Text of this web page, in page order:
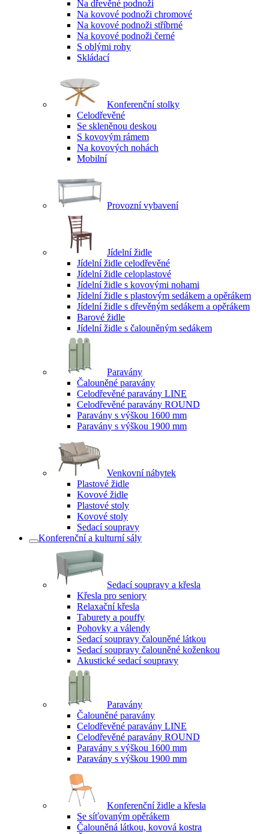
Na dřevěné podnoži
Na kovové podnoži chromové
Na kovové podnoži stříbrné
Na kovové podnoži černé
S oblými rohy
Skládací
Konferenční stolky
Celodřevěné
Se skleněnou deskou
S kovovým rámem
Na kovových nohách
Mobilní
Provozní vybavení
Jídelní židle
Jídelní židle celodřevěné
Jídelní židle celoplastové
Jídelní židle s kovovými nohami
Jídelní židle s plastovým sedákem a opěrákem
Jídelní židle s dřevěným sedákem a opěrákem
Barové židle
Jídelní židle s čalouněným sedákem
Paravány
Čalouněné paravány
Celodřevěné paravány LINE
Celodřevěné paravány ROUND
Paravány s výškou 1600 mm
Paravány s výškou 1900 mm
Venkovní nábytek
Plastové židle
Kovové židle
Plastové stoly
Kovové stoly
Sedací soupravy
Konferenční a kulturní sály
Sedací soupravy a křesla
Křesla pro seniory
Relaxační křesla
Taburety a pouffy
Pohovky a válendy
Sedací soupravy čalouněné látkou
Sedací soupravy čalouněné koženkou
Akustické sedací soupravy
Paravány
Čalouněné paravány
Celodřevěné paravány LINE
Celodřevěné paravány ROUND
Paravány s výškou 1600 mm
Paravány s výškou 1900 mm
Konferenční židle a křesla
Se síťovaným opěrákem
Čalouněná látkou, kovová kostra